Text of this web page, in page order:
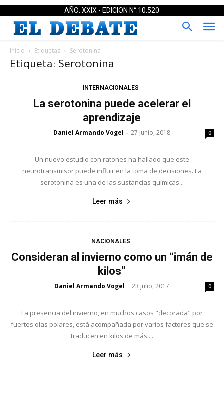
AÑO: XXIX - EDICION N°:10.520
Inicio Etiquetas Serotonina
Etiqueta: Serotonina
INTERNACIONALES
La serotonina puede acelerar el
aprendizaje
Daniel Armando Vogel - 27 junio, 2018 0
Un nuevo estudio con ratones ha hallado que este
neurotransmisor puede influir en la toma de decisiones. La
serotonina es una de las sustancias químicas...
Leer más
NACIONALES
Consideran al invierno como un “imán de
kilos”
Daniel Armando Vogel - 23 julio, 2017 0
La presencia del invierno, en muchos casos "decorada" por
fuertes olas polares, está acompañada por varios factores que se
traducen en kilos de más:...
Leer más